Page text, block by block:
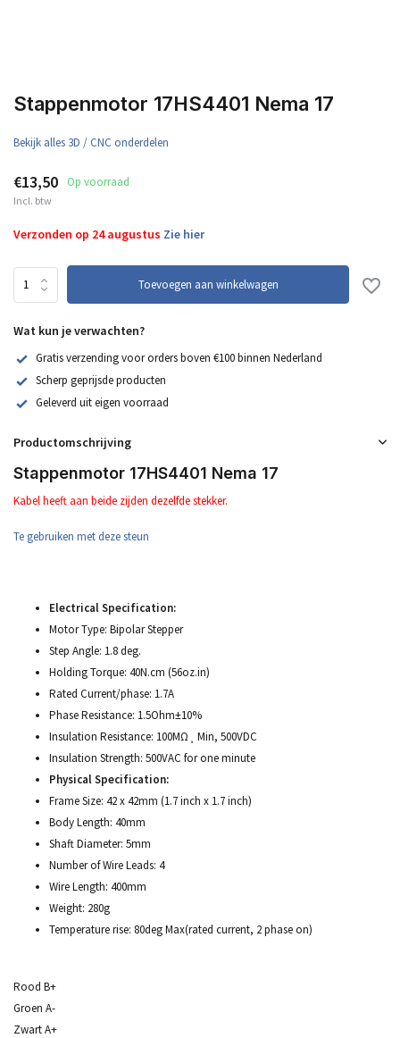
Stappenmotor 17HS4401 Nema 17
Bekijk alles 3D / CNC onderdelen
€13,50 Op voorraad
Incl. btw
Verzonden op 24 augustus Zie hier
Toevoegen aan winkelwagen
Wat kun je verwachten?
Gratis verzending voor orders boven €100 binnen Nederland
Scherp geprijsde producten
Geleverd uit eigen voorraad
Productomschrijving
Stappenmotor 17HS4401 Nema 17
Kabel heeft aan beide zijden dezelfde stekker.
Te gebruiken met deze steun
Electrical Specification:
Motor Type: Bipolar Stepper
Step Angle: 1.8 deg.
Holding Torque: 40N.cm (56oz.in)
Rated Current/phase: 1.7A
Phase Resistance: 1.5Ohm±10%
Insulation Resistance: 100MΩ¸ Min, 500VDC
Insulation Strength: 500VAC for one minute
Physical Specification:
Frame Size: 42 x 42mm (1.7 inch x 1.7 inch)
Body Length: 40mm
Shaft Diameter: 5mm
Number of Wire Leads: 4
Wire Length: 400mm
Weight: 280g
Temperature rise: 80deg Max(rated current, 2 phase on)
Rood B+
Groen A-
Zwart A+